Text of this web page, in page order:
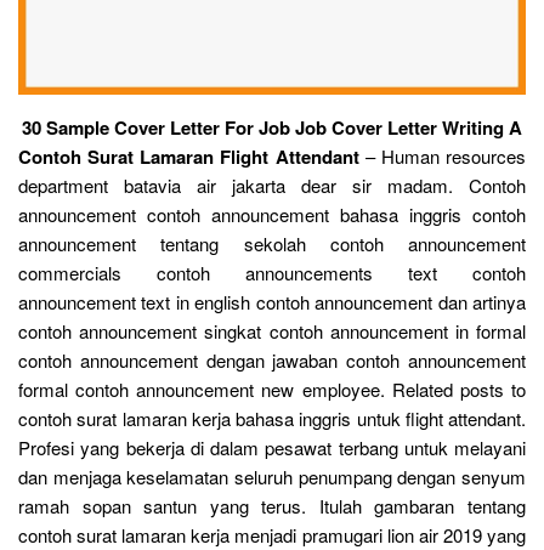
30 Sample Cover Letter For Job Job Cover Letter Writing A
Contoh Surat Lamaran Flight Attendant– Human resources
department batavia air jakarta dear sir madam. Contoh
announcement contoh announcement bahasa inggris contoh
announcement tentang sekolah contoh announcement
commercials contoh announcements text contoh
announcement text in english contoh announcement dan artinya
contoh announcement singkat contoh announcement in formal
contoh announcement dengan jawaban contoh announcement
formal contoh announcement new employee. Related posts to
contoh surat lamaran kerja bahasa inggris untuk flight attendant.
Profesi yang bekerja di dalam pesawat terbang untuk melayani
dan menjaga keselamatan seluruh penumpang dengan senyum
ramah sopan santun yang terus. Itulah gambaran tentang
contoh surat lamaran kerja menjadi pramugari lion air 2019 yang